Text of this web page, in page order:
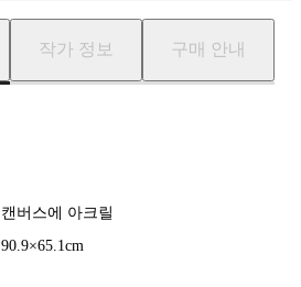
작가 정보 구매 안내
캔버스에 아크릴
90.9×65.1cm